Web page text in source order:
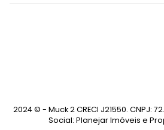
2024 © - Muck 2 CRECI J21550. CNPJ:
Social: Planejar Imóveis e